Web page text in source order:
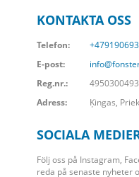
KONTAKTA OSS
Telefon:
E-post:
Reg.nr.:
Adress:
Ķingas,
SOCIALA
Följ oss på Instagram,
reda på senaste nyheter